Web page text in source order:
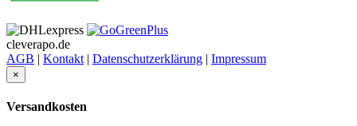
cleverapo.de
AGB | Kontakt | Datenschutzerklärung | Impressum
×
Versandkosten